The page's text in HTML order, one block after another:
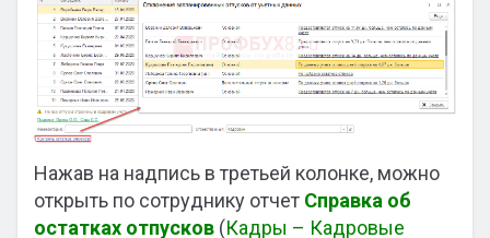
Нажав на надпись в третьей колонке, можно
открыть по сотруднику отчет Справка об
остатках отпусков (Кадры – Кадровые